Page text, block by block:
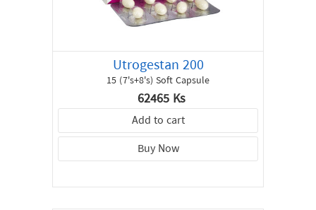
Utrogestan 200
15 (7's+8's) Soft Capsule
62465 Ks
Add to cart
Buy Now